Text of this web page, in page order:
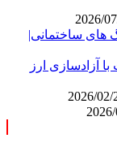
های ساختمانی|
واردات با آزادسازی ارز